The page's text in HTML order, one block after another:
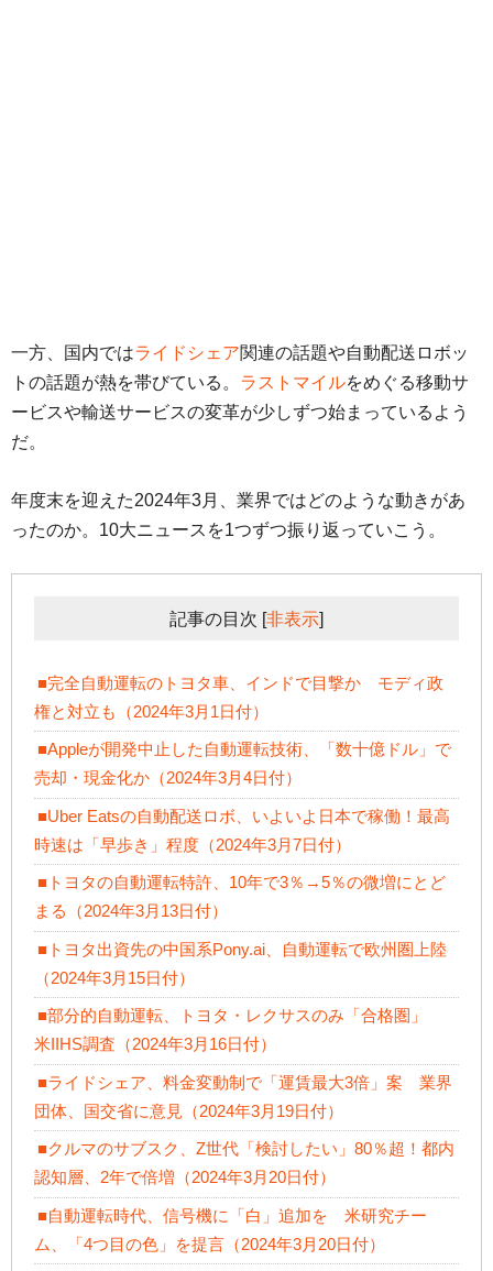
一方、国内ではライドシェア関連の話題や自動配送ロボッ
トの話題が熱を帯びている。 ラストマイルをめぐる移動サ
ービスや輸送サービスの変革が少しずつ始まっているよう
だ。
年度末を迎えた2024年3月、業界ではどのような動きがあ
ったのか。10大ニュースを1つずつ振り返っていこう。
記事の目次 [非表示]
■完全自動運転のトヨタ車、インドで目撃か モディ政
権と対立も（2024年3月1日付）
■Appleが開発中止した自動運転技術、「数十億ドル」で
売却・現金化か（2024年3月4日付）
■Uber Eatsの自動配送ロボ、いよいよ日本で稼働！最高
時速は「早歩き」程度（2024年3月7日付）
■トヨタの自動運転特許、10年で3％→5％の微増にとど
まる（2024年3月13日付）
■トヨタ出資先の中国系Pony.ai、自動運転で欧州圏上陸
（2024年3月15日付）
■部分的自動運転、トヨタ・レクサスのみ「合格圏」
米IIHS調査（2024年3月16日付）
■ライドシェア、料金変動制で「運賃最大3倍」案 業界
団体、国交省に意見（2024年3月19日付）
■クルマのサブスク、Z世代「検討したい」80％超！都内
認知層、2年で倍増（2024年3月20日付）
■自動運転時代、信号機に「白」追加を 米研究チー
ム、「4つ目の色」を提言（2024年3月20日付）